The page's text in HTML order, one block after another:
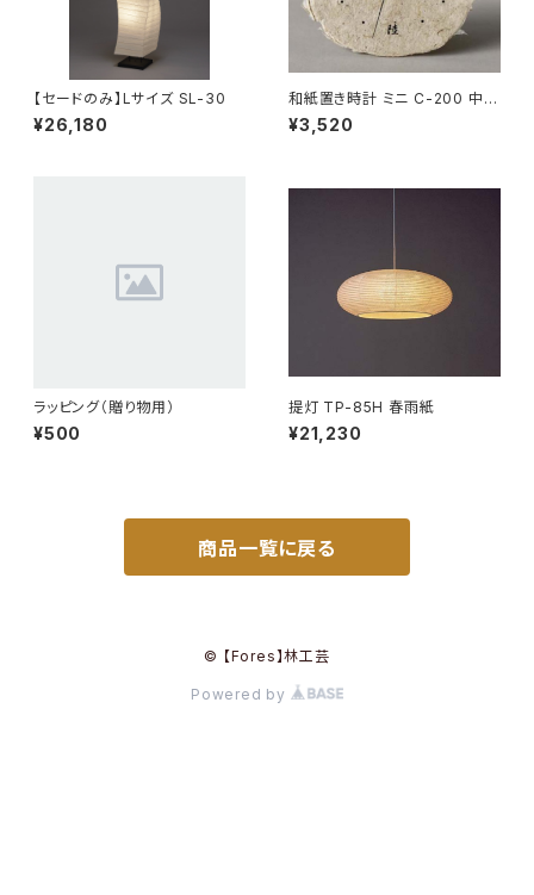
【セードのみ】Lサイズ SL-30
¥26,180
和紙置き時計 ミニ C-200 中国
字【在庫なくなり次第終了】
¥3,520
ラッピング（贈り物用）
¥500
提灯 TP-85H 春雨紙
¥21,230
商品一覧に戻る
© 【Fores】林工芸
Powered by